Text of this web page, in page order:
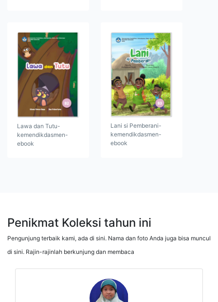
Lawa dan Tutu-
kemendikdasmen-
ebook
Lani si Pemberani-
kemendikdasmen-
ebook
Penikmat Koleksi tahun ini
Pengunjung terbaik kami, ada di sini. Nama dan foto Anda juga bisa muncul
di sini. Rajin-rajinlah berkunjung dan membaca